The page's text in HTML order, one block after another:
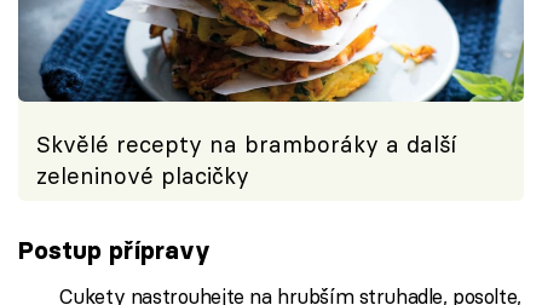
Skvělé recepty na bramboráky a další
zeleninové placičky
Postup přípravy
Cukety nastrouhejte na hrubším struhadle, posolte,